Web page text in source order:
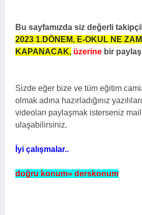
Bu sayfamızda siz değerli
2023 1.DÖNEM, E-OKUL NE
KAPANACAK, üzerine bir
Sizde eğer bize ve tüm eğitim
olmak adına hazırladığınız
videoları paylaşmak isterseniz
ulaşabilirsiniz.
İyi çalışmalar..
doğru konum= derskonum